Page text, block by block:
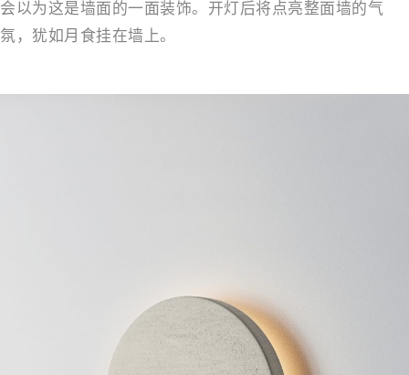
会以为这是墙面的一面装饰。开灯后将点亮整面墙的气
氛，犹如月食挂在墙上。